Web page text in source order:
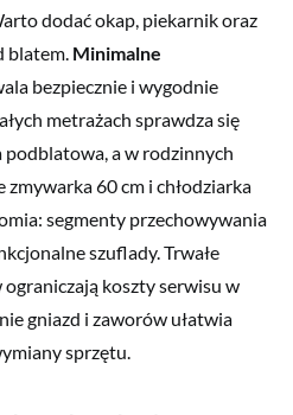
dodać okap, piekarnik oraz
blatem. Minimalne
bezpiecznie i wygodnie
metrażach sprawdza się
a w rodzinnych
zmywarka 60 cm i chłodziarka
segmenty przechowywania
szuflady. Trwałe
koszty serwisu w
gniazd i zaworów ułatwia
sprzętu.